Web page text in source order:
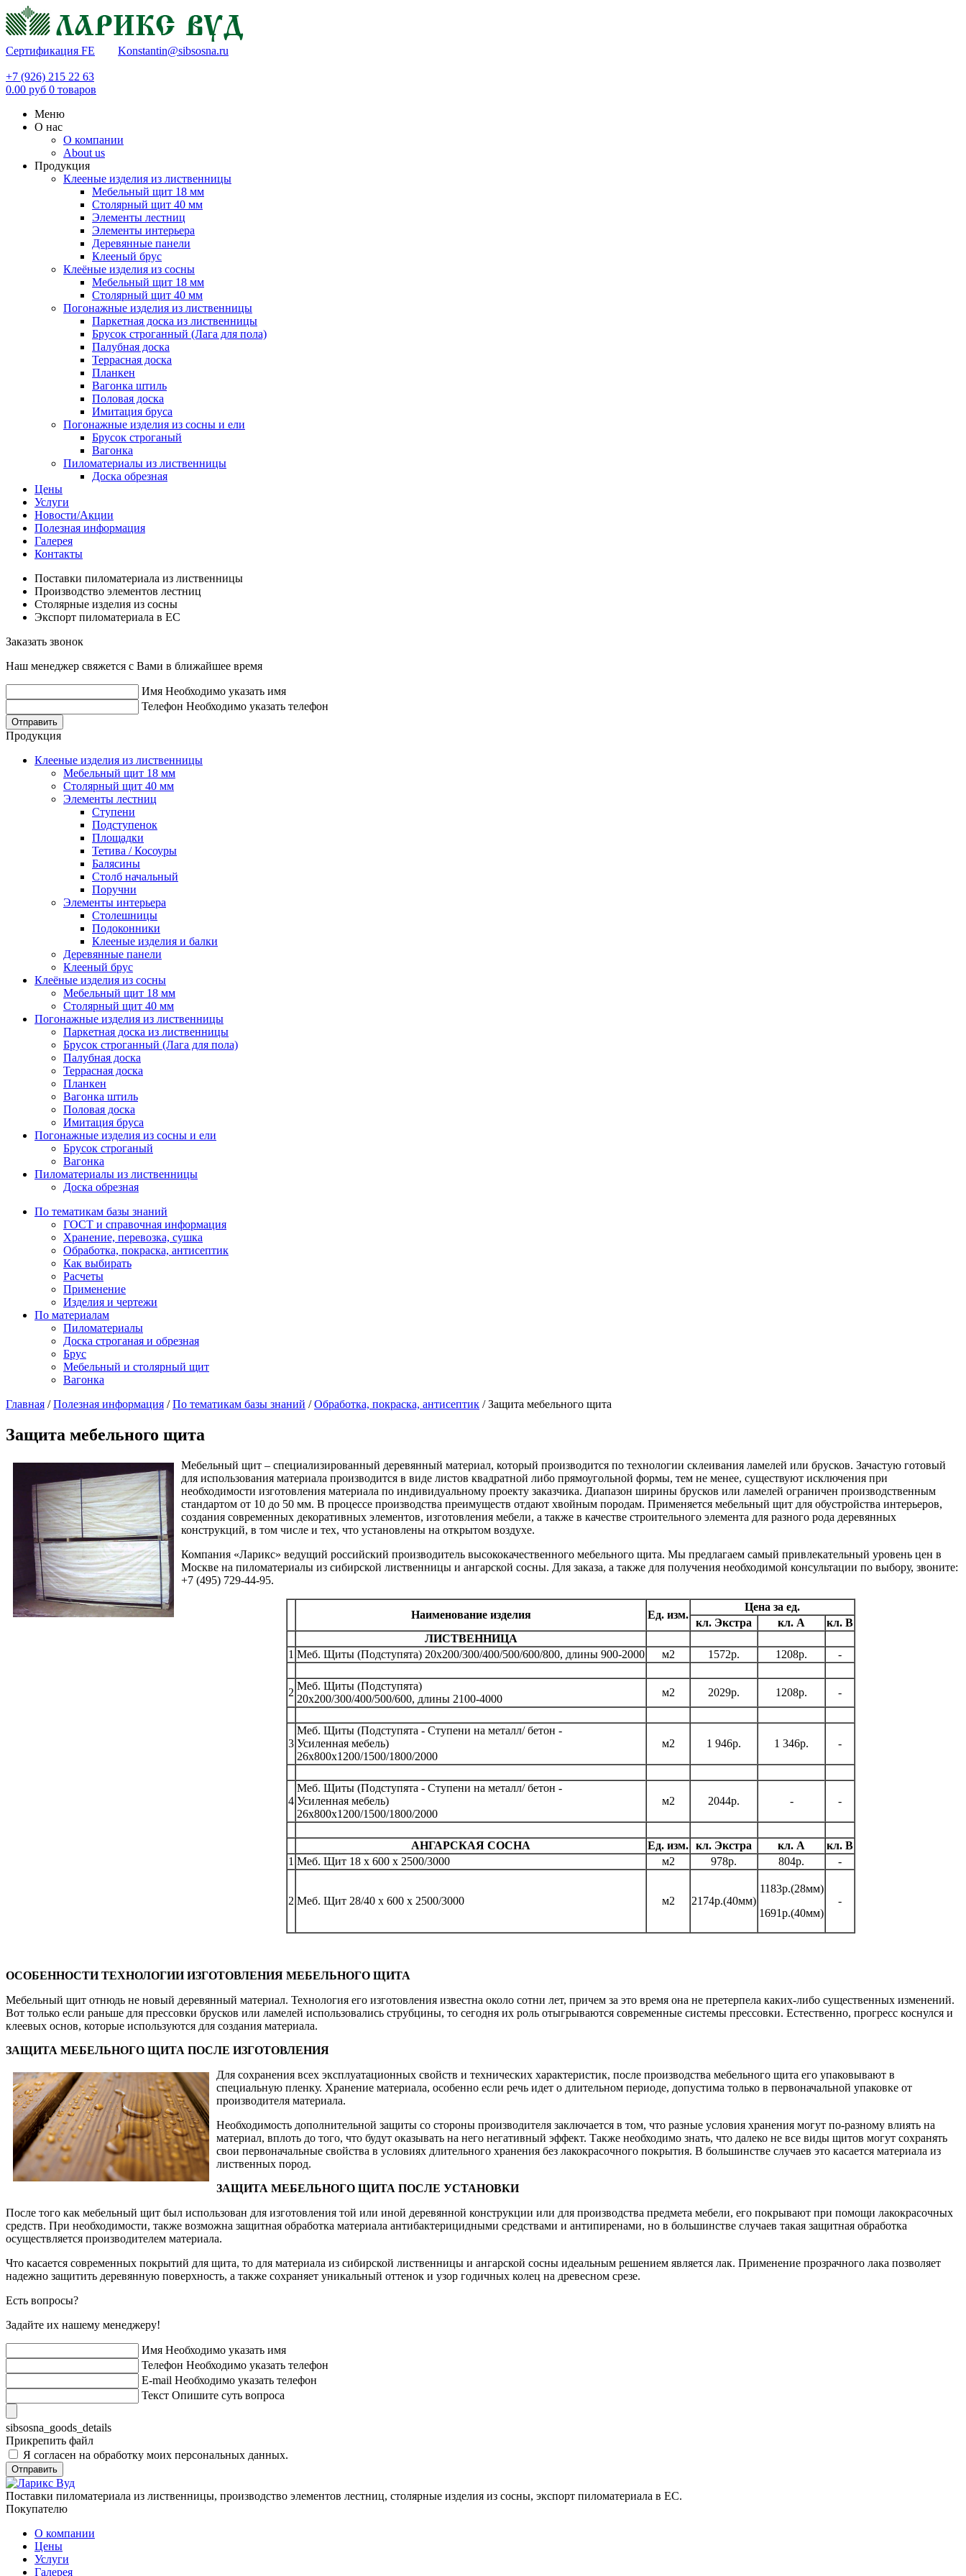
Сертификация FE Konstantin@sibsosna.ru
+7 (926) 215 22 63
0.00 руб 0 товаров
Меню
О нас
О компании
About us
Продукция
Клееные изделия из лиственницы
Мебельный щит 18 мм
Столярный щит 40 мм
Элементы лестниц
Элементы интерьера
Деревянные панели
Клееный брус
Клеёные изделия из сосны
Мебельный щит 18 мм
Столярный щит 40 мм
Погонажные изделия из лиственницы
Паркетная доска из лиственницы
Брусок строганный (Лага для пола)
Палубная доска
Террасная доска
Планкен
Вагонка штиль
Половая доска
Имитация бруса
Погонажные изделия из сосны и ели
Брусок строганый
Вагонка
Пиломатериалы из лиственницы
Доска обрезная
Цены
Услуги
Новости/Акции
Полезная информация
Галерея
Контакты
Поставки пиломатериала из лиственницы
Производство элементов лестниц
Столярные изделия из сосны
Экспорт пиломатериала в ЕС
Заказать звонок
Наш менеджер свяжется с Вами в ближайшее время
Имя Необходимо указать имя
Телефон Необходимо указать телефон
Отправить
Продукция
Клееные изделия из лиственницы
Мебельный щит 18 мм
Столярный щит 40 мм
Элементы лестниц
Ступени
Подступенок
Площадки
Тетива / Косоуры
Балясины
Столб начальный
Поручни
Элементы интерьера
Столешницы
Подоконники
Клееные изделия и балки
Деревянные панели
Клееный брус
Клеёные изделия из сосны
Мебельный щит 18 мм
Столярный щит 40 мм
Погонажные изделия из лиственницы
Паркетная доска из лиственницы
Брусок строганный (Лага для пола)
Палубная доска
Террасная доска
Планкен
Вагонка штиль
Половая доска
Имитация бруса
Погонажные изделия из сосны и ели
Брусок строганый
Вагонка
Пиломатериалы из лиственницы
Доска обрезная
По тематикам базы знаний
ГОСТ и справочная информация
Хранение, перевозка, сушка
Обработка, покраска, антисептик
Как выбирать
Расчеты
Применение
Изделия и чертежи
По материалам
Пиломатериалы
Доска строганая и обрезная
Брус
Мебельный и столярный щит
Вагонка
Главная /Полезная информация /По тематикам базы знаний /Обработка, покраска, антисептик /Защита мебельного щита
Защита мебельного щита
Мебельный щит – специализированный деревянный материал, который производится по технологии склеивания ламелей или брусков. Зачастую готовый
для использования материала производится в виде листов квадратной либо прямоугольной формы, тем не менее, существуют исключения при
необходимости изготовления материала по индивидуальному проекту заказчика. Диапазон ширины брусков или ламелей ограничен производственным
стандартом от 10 до 50 мм. В процессе производства преимуществ отдают хвойным породам. Применяется мебельный щит для обустройства интерьеров,
создания современных декоративных элементов, изготовления мебели, а также в качестве строительного элемента для разного рода деревянных
конструкций, в том числе и тех, что установлены на открытом воздухе.
Компания «Ларикс» ведущий российский производитель высококачественного мебельного щита. Мы предлагаем самый привлекательный уровень цен в
Москве на пиломатериалы из сибирской лиственницы и ангарской сосны. Для заказа, а также для получения необходимой консультации по выбору, звоните:
+7 (495) 729-44-95.
Наименование изделия Ед. изм.
Цена за ед.
кл. Экстра
кл. А
кл. В
ЛИСТВЕННИЦА
1 Меб. Щиты (Подступята) 20х200/300/400/500/600/800, длины 900-2000 м2 1572р. 1208р. -
2
Меб. Щиты (Подступята)
20х200/300/400/500/600, длины 2100-4000
м2 2029р. 1208р. -
3
Меб. Щиты (Подступята - Ступени на металл/ бетон -
Усиленная мебель)
26х800х1200/1500/1800/2000
м2 1 946р. 1 346р. -
4
Меб. Щиты (Подступята - Ступени на металл/ бетон -
Усиленная мебель)
26х800х1200/1500/1800/2000
м2 2044р. - -
АНГАРСКАЯ СОСНА Ед. изм. кл. Экстра кл. А
кл. B
1 Меб. Щит 18 х 600 х 2500/3000 м2 978р. 804р. -
2 Меб. Щит 28/40 х 600 х 2500/3000 м2 2174р.(40мм)
1183р.(28мм)
1691р.(40мм)
-
ОСОБЕННОСТИ ТЕХНОЛОГИИ ИЗГОТОВЛЕНИЯ МЕБЕЛЬНОГО ЩИТА
Мебельный щит отнюдь не новый деревянный материал. Технология его изготовления известна около сотни лет, причем за это время она не претерпела каких-либо существенных изменений.
Вот только если раньше для прессовки брусков или ламелей использовались струбцины, то сегодня их роль отыгрываются современные системы прессовки. Естественно, прогресс коснулся и
клеевых основ, которые используются для создания материала.
ЗАЩИТА МЕБЕЛЬНОГО ЩИТА ПОСЛЕ ИЗГОТОВЛЕНИЯ
​Для сохранения всех эксплуатационных свойств и технических характеристик, после производства мебельного щита его упаковывают в
специальную пленку. Хранение материала, особенно если речь идет о длительном периоде, допустима только в первоначальной упаковке от
производителя материала.
Необходимость дополнительной защиты со стороны производителя заключается в том, что разные условия хранения могут по-разному влиять на
материал, вплоть до того, что будут оказывать на него негативный эффект. Также необходимо знать, что далеко не все виды щитов могут сохранять
свои первоначальные свойства в условиях длительного хранения без лакокрасочного покрытия. В большинстве случаев это касается материала из
лиственных пород.
ЗАЩИТА МЕБЕЛЬНОГО ЩИТА ПОСЛЕ УСТАНОВКИ
После того как мебельный щит был использован для изготовления той или иной деревянной конструкции или для производства предмета мебели, его покрывают при помощи лакокрасочных
средств. При необходимости, также возможна защитная обработка материала антибактерицидными средствами и антипиренами, но в большинстве случаев такая защитная обработка
осуществляется производителем материала.
Что касается современных покрытий для щита, то для материала из сибирской лиственницы и ангарской сосны идеальным решением является лак. Применение прозрачного лака позволяет
надежно защитить деревянную поверхность, а также сохраняет уникальный оттенок и узор годичных колец на древесном срезе.
Есть вопросы?
Задайте их нашему менеджеру!
Имя Необходимо указать имя
Телефон Необходимо указать телефон
E-mail Необходимо указать телефон
Текст Опишите суть вопроса
sibsosna_goods_details
Прикрепить файл
Я согласен на обработку моих персональных данных.
Отправить
Поставки пиломатериала из лиственницы, производство элементов лестниц, столярные изделия из сосны, экспорт пиломатериала в ЕС.
Покупателю
О компании
Цены
Услуги
Галерея